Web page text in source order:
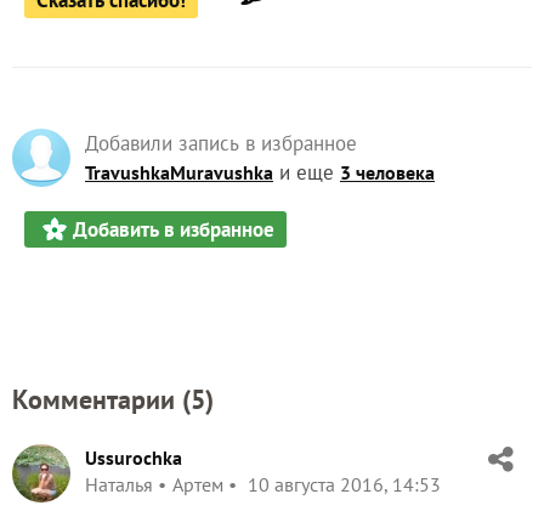
Добавили запись в избранное
TravushkaMuravushka и еще 3 человека
Добавить в избранное
Комментарии (5)
Ussurochka
Наталья
Артем 10 августа 2016, 14:53